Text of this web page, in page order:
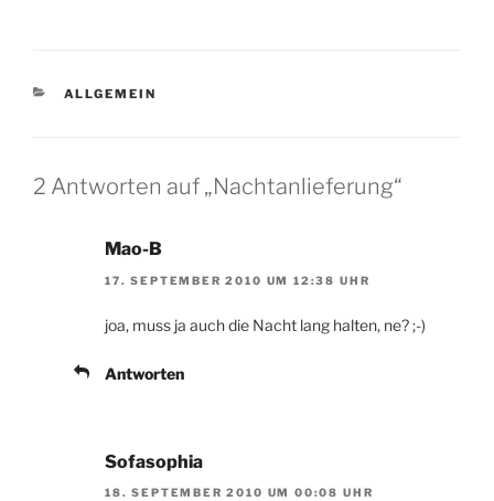
KATEGORIEN
ALLGEMEIN
2 Antworten auf „Nachtanlieferung“
Mao-B
17. SEPTEMBER 2010 UM 12:38 UHR
joa, muss ja auch die Nacht lang halten, ne? ;-)
Antworten
Sofasophia
18. SEPTEMBER 2010 UM 00:08 UHR